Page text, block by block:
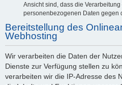
Ansicht sind, dass die
personenbezogenen Daten gegen
Bereitstellung des
Webhosting
Wir verarbeiten die Daten der
Dienste zur Verfügung stellen zu
verarbeiten wir die IP-Adresse des